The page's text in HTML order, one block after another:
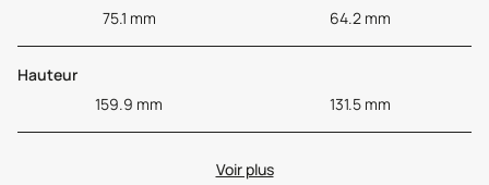
75.1 mm
64.2 mm
Hauteur
159.9 mm
131.5 mm
Voir plus